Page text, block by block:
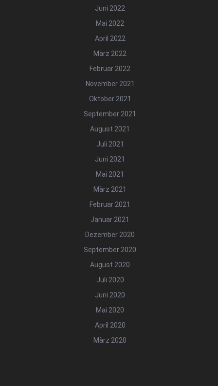
Juni 2022
Mai 2022
April 2022
März 2022
Februar 2022
November 2021
Oktober 2021
September 2021
August 2021
Juli 2021
Juni 2021
Mai 2021
März 2021
Februar 2021
Januar 2021
Dezember 2020
September 2020
August 2020
Juli 2020
Juni 2020
Mai 2020
April 2020
März 2020